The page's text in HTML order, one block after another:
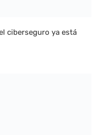
ciberseguro ya está